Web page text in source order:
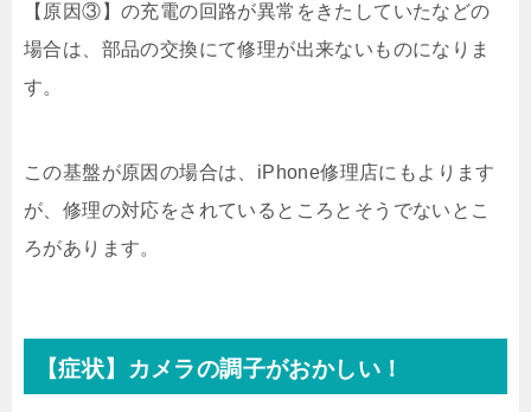
【原因③】の充電の回路が異常をきたしていたなどの
場合は、部品の交換にて修理が出来ないものになりま
す。
この基盤が原因の場合は、iPhone修理店にもよります
が、修理の対応をされているところとそうでないとこ
ろがあります。
【症状】カメラの調子がおかしい！